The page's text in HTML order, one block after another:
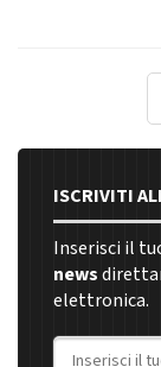
ISCRIVITI
Inserisci il
news
elettronica.
Indirizzo